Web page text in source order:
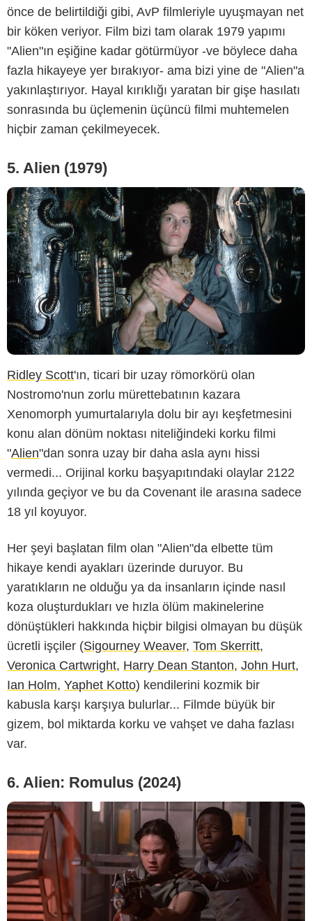
önce de belirtildiği gibi, AvP filmleriyle uyuşmayan net
bir köken veriyor. Film bizi tam olarak 1979 yapımı
"Alien"ın eşiğine kadar götürmüyor -ve böylece daha
fazla hikayeye yer bırakıyor- ama bizi yine de "Alien"a
yakınlaştırıyor. Hayal kırıklığı yaratan bir gişe hasılatı
sonrasında bu üçlemenin üçüncü filmi muhtemelen
hiçbir zaman çekilmeyecek.
5. Alien (1979)
-
Ridley Scott'ın, ticari bir uzay römorkörü olan
Nostromo'nun zorlu mürettebatının kazara
Xenomorph yumurtalarıyla dolu bir ayı keşfetmesini
konu alan dönüm noktası niteliğindeki korku filmi
"Alien"dan sonra uzay bir daha asla aynı hissi
vermedi... Orijinal korku başyapıtındaki olaylar 2122
yılında geçiyor ve bu da Covenant ile arasına sadece
18 yıl koyuyor.
Her şeyi başlatan film olan "Alien"da elbette tüm
hikaye kendi ayakları üzerinde duruyor. Bu
yaratıkların ne olduğu ya da insanların içinde nasıl
koza oluşturdukları ve hızla ölüm makinelerine
dönüştükleri hakkında hiçbir bilgisi olmayan bu düşük
ücretli işçiler (Sigourney Weaver, Tom Skerritt,
Veronica Cartwright, Harry Dean Stanton, John Hurt,
Ian Holm, Yaphet Kotto) kendilerini kozmik bir
kabusla karşı karşıya bulurlar... Filmde büyük bir
gizem, bol miktarda korku ve vahşet ve daha fazlası
var.
6. Alien: Romulus (2024)
20th Century Studios